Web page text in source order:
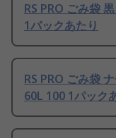
RS PRO ごみ袋
1パックあたり
RS PRO ごみ袋
60L 100 1パック